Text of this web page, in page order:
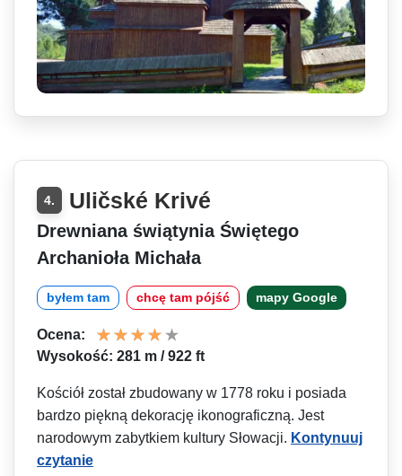
4. Uličské Krivé
Drewniana świątynia Świętego
Archanioła Michała
byłem tam chcę tam pójść mapy Google
Ocena:
Wysokość: 281 m / 922 ft
Kościół został zbudowany w 1778 roku i posiada
bardzo piękną dekorację ikonograficzną. Jest
narodowym zabytkiem kultury Słowacji. Kontynuuj
czytanie